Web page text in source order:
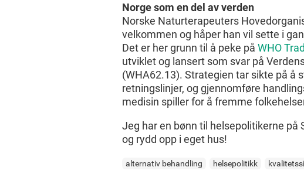
Norge som en del av verden
Norske Naturterapeuters
velkommen og håper han vil sette i
Det er her grunn til å peke på WHO
utviklet og lansert som svar på
(WHA62.13). Strategien tar sikte på å
retningslinjer, og gjennomføre
medisin spiller for å fremme
Jeg har en bønn til helsepolitikerne
og rydd opp i eget hus!
alternativ behandling helsepolitikk